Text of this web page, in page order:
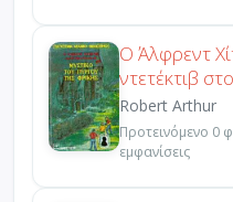
Ο Άλφρεντ
ντετέκτιβ
φρίκης
Robert Arthur
Προτεινόμενο 0
εμφανίσεις